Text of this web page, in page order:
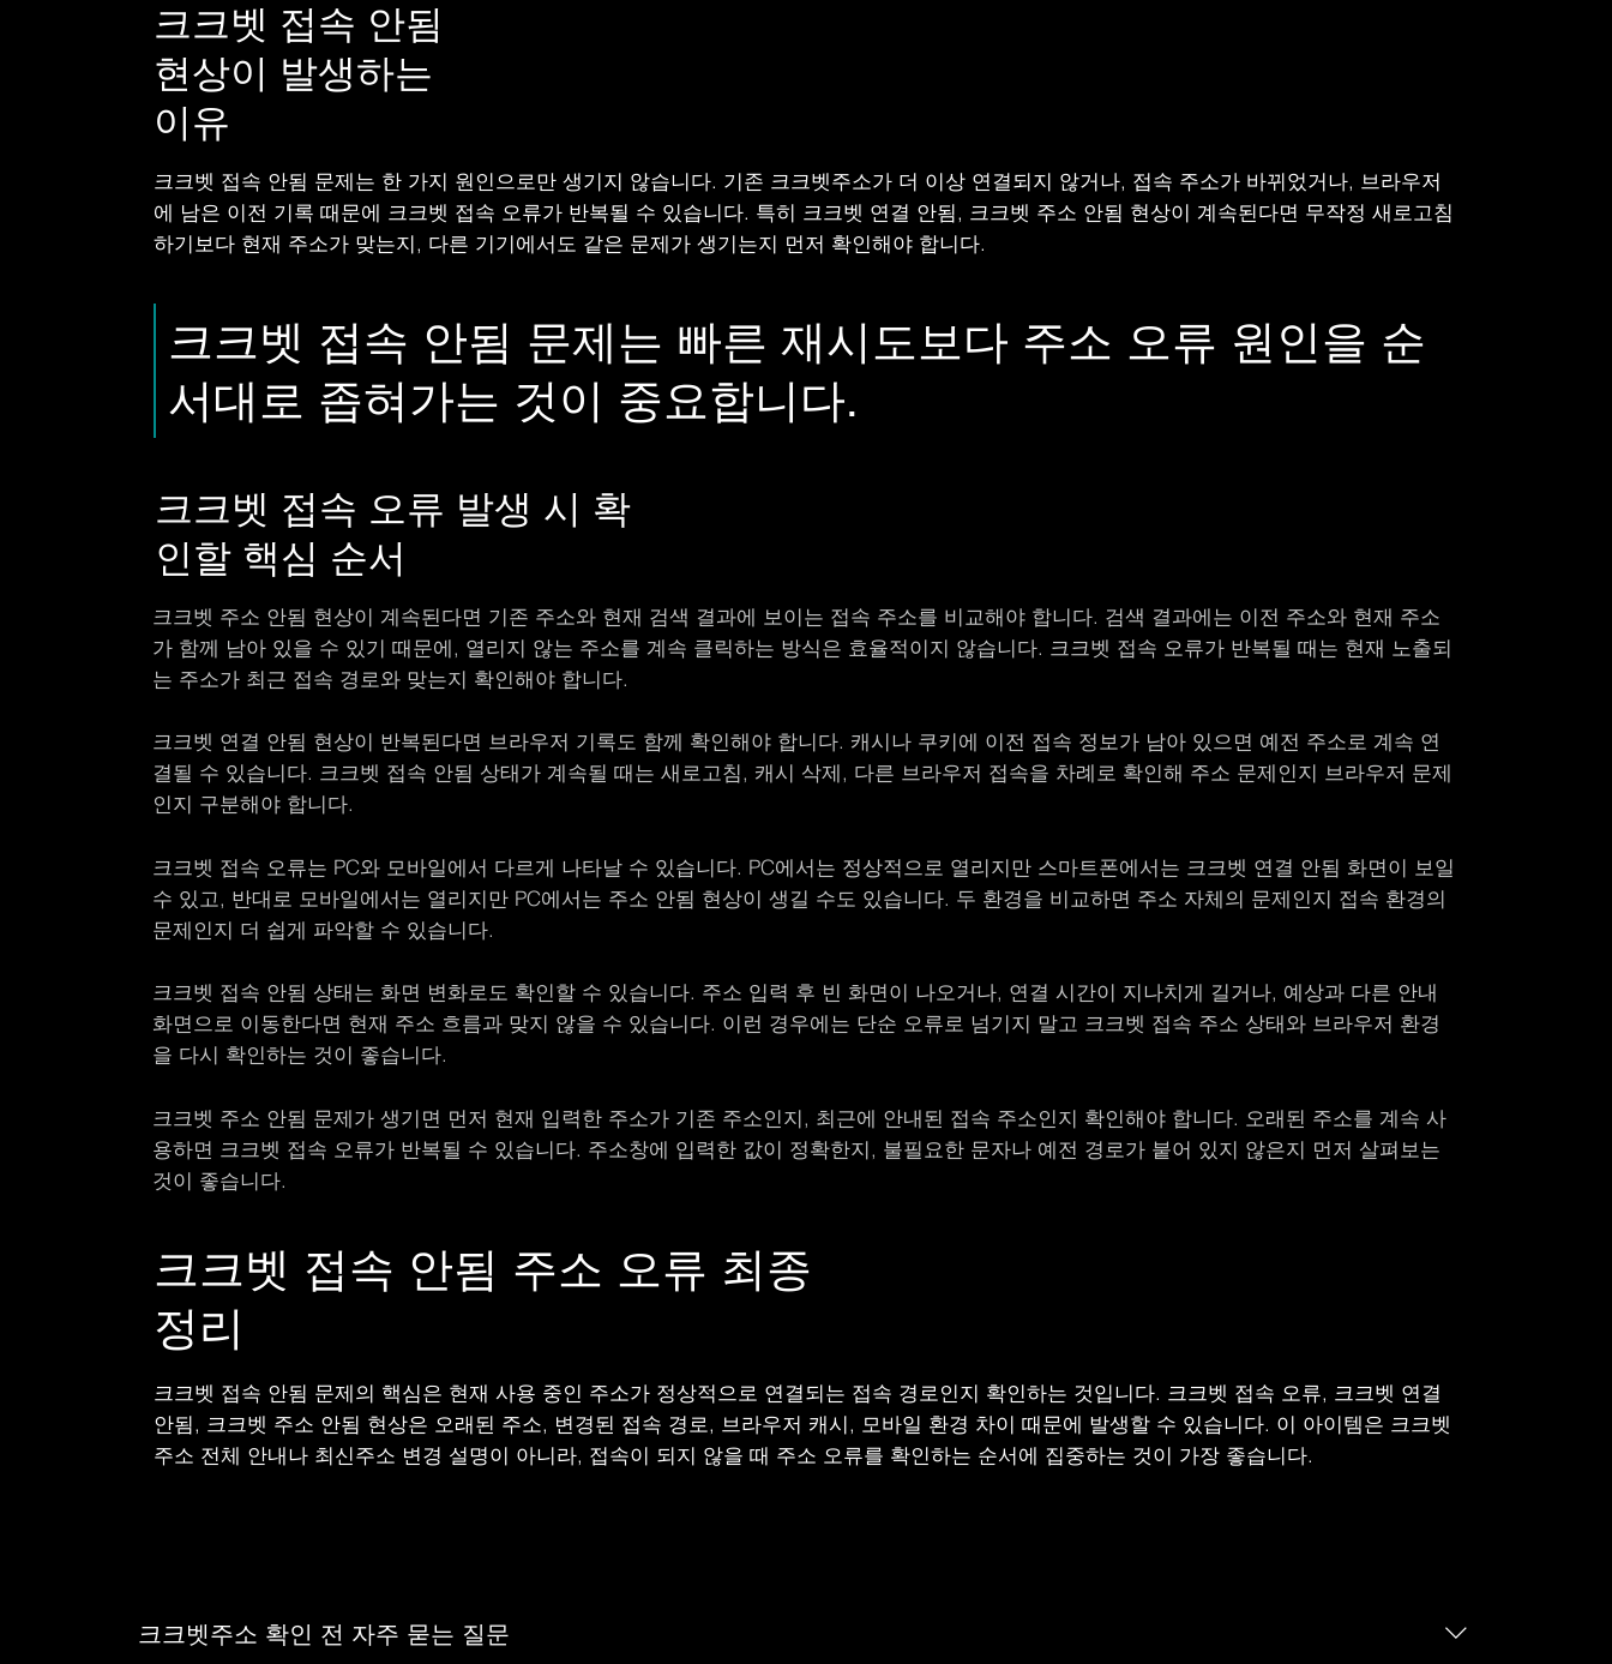
크크벳 접속 안됨
현상이 발생하는
이유
크크벳 접속 안됨 문제는 한 가지 원인으로만 생기지 않습니다. 기존 크크벳주소가 더 이상 연결되지 않거나, 접속 주소가 바뀌었거나, 브라우저
에 남은 이전 기록 때문에 크크벳 접속 오류가 반복될 수 있습니다. 특히 크크벳 연결 안됨, 크크벳 주소 안됨 현상이 계속된다면 무작정 새로고침
하기보다 현재 주소가 맞는지, 다른 기기에서도 같은 문제가 생기는지 먼저 확인해야 합니다.
크크벳 접속 안됨 문제는 빠른 재시도보다 주소 오류 원인을 순
서대로 좁혀가는 것이 중요합니다.
크크벳 접속 오류 발생 시 확
인할 핵심 순서
크크벳 주소 안됨 현상이 계속된다면 기존 주소와 현재 검색 결과에 보이는 접속 주소를 비교해야 합니다. 검색 결과에는 이전 주소와 현재 주소
가 함께 남아 있을 수 있기 때문에, 열리지 않는 주소를 계속 클릭하는 방식은 효율적이지 않습니다. 크크벳 접속 오류가 반복될 때는 현재 노출되
는 주소가 최근 접속 경로와 맞는지 확인해야 합니다.
크크벳 연결 안됨 현상이 반복된다면 브라우저 기록도 함께 확인해야 합니다. 캐시나 쿠키에 이전 접속 정보가 남아 있으면 예전 주소로 계속 연
결될 수 있습니다. 크크벳 접속 안됨 상태가 계속될 때는 새로고침, 캐시 삭제, 다른 브라우저 접속을 차례로 확인해 주소 문제인지 브라우저 문제
인지 구분해야 합니다.
크크벳 접속 오류는 PC와 모바일에서 다르게 나타날 수 있습니다. PC에서는 정상적으로 열리지만 스마트폰에서는 크크벳 연결 안됨 화면이 보일
수 있고, 반대로 모바일에서는 열리지만 PC에서는 주소 안됨 현상이 생길 수도 있습니다. 두 환경을 비교하면 주소 자체의 문제인지 접속 환경의
문제인지 더 쉽게 파악할 수 있습니다.
크크벳 접속 안됨 상태는 화면 변화로도 확인할 수 있습니다. 주소 입력 후 빈 화면이 나오거나, 연결 시간이 지나치게 길거나, 예상과 다른 안내
화면으로 이동한다면 현재 주소 흐름과 맞지 않을 수 있습니다. 이런 경우에는 단순 오류로 넘기지 말고 크크벳 접속 주소 상태와 브라우저 환경
을 다시 확인하는 것이 좋습니다.
크크벳 주소 안됨 문제가 생기면 먼저 현재 입력한 주소가 기존 주소인지, 최근에 안내된 접속 주소인지 확인해야 합니다. 오래된 주소를 계속 사
용하면 크크벳 접속 오류가 반복될 수 있습니다. 주소창에 입력한 값이 정확한지, 불필요한 문자나 예전 경로가 붙어 있지 않은지 먼저 살펴보는
것이 좋습니다.
크크벳 접속 안됨 주소 오류 최종
정리
크크벳 접속 안됨 문제의 핵심은 현재 사용 중인 주소가 정상적으로 연결되는 접속 경로인지 확인하는 것입니다. 크크벳 접속 오류, 크크벳 연결
안됨, 크크벳 주소 안됨 현상은 오래된 주소, 변경된 접속 경로, 브라우저 캐시, 모바일 환경 차이 때문에 발생할 수 있습니다. 이 아이템은 크크벳
주소 전체 안내나 최신주소 변경 설명이 아니라, 접속이 되지 않을 때 주소 오류를 확인하는 순서에 집중하는 것이 가장 좋습니다.
크크벳주소 확인 전 자주 묻는 질문